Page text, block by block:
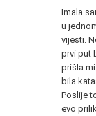
Imala
u
vijesti.
prvi put
prišla
bila
Poslije
evo